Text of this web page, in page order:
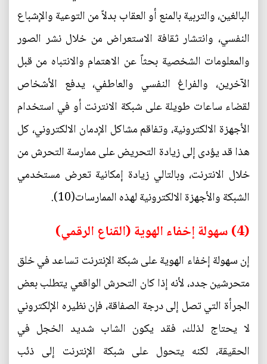
البالغين، والتربية بالمنع أو العقاب بدلاً من التوعية والإشباع
النفسي، وانتشار ثقافة الاستعراض من خلال نشر الصور
والمعلومات الشخصية بحثاً عن الاهتمام والانتباه من قبل
الآخرين، والفراغ النفسي والعاطفي، يدفع الأشخاص
لقضاء ساعات طويلة على شبكة الانترنت أو في استخدام
الأجهزة الالكترونية، وتفاقم مشاكل الإدمان الالكتروني، كل
هذا قد يؤدى إلى زيادة التحريض على ممارسة التحرش من
خلال الانترنت، وبالتالي زيادة إمكانية تعرض مستخدمي
الشبكة والأجهزة الالكترونية لهذه الممارسات(10).
(4) سهولة إخفاء الهوية (القناع الرقمي)
إن سهولة إخفاء الهوية على شبكة الإنترنت تساعد في خلق
متحرشين جدد، لأنه إذا كان التحرش الواقعي يتطلب بعض
الجرأة التي تصل إلى درجة الصفاقة، فإن نظيره الإلكتروني
لا يحتاج لذلك، فقد يكون الشاب شديد الخجل في
الحقيقة، لكنه يتحول على شبكة الإنترنت إلى ذئب